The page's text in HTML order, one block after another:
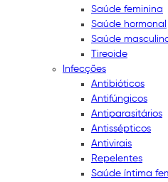
Saúde feminina
Saúde hormonal
Saúde
Tireoide
Infecções
Antibióticos
Antifúngicos
Antiparasitários
Antissépticos
Antivirais
Repelentes
Saúde íntima